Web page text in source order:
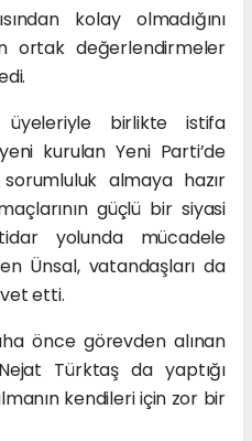
kolay olmadığını
ortak değerlendirmeler
birlikte istifa
kurulan Yeni Parti’de
almaya hazır
güçlü bir siyasi
yolunda mücadele
Ünsal, vatandaşları da
etti.
önce görevden alınan
Türktaş da yaptığı
kendileri için zor bir